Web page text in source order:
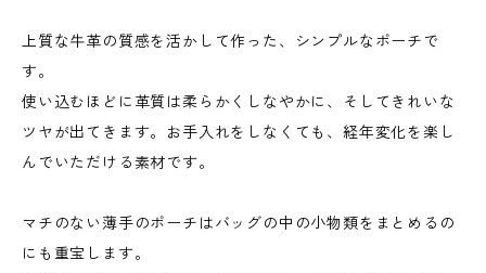
上質な牛革の質感を活かして作った、シンプルなポーチで
す。
使い込むほどに革質は柔らかくしなやかに、そしてきれいな
ツヤが出てきます。お手入れをしなくても、経年変化を楽し
んでいただける素材です。
マチのない薄手のポーチはバッグの中の小物類をまとめるの
にも重宝します。